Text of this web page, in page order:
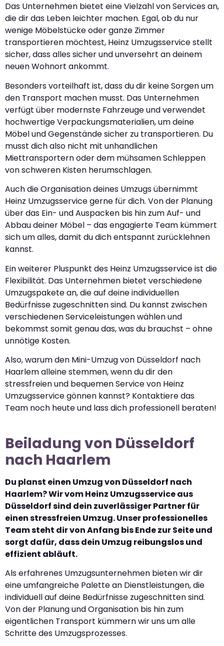
Das Unternehmen bietet eine Vielzahl von Services an,
die dir das Leben leichter machen. Egal, ob du nur
wenige Möbelstücke oder ganze Zimmer
transportieren möchtest, Heinz Umzugsservice stellt
sicher, dass alles sicher und unversehrt an deinem
neuen Wohnort ankommt.
Besonders vorteilhaft ist, dass du dir keine Sorgen um
den Transport machen musst. Das Unternehmen
verfügt über modernste Fahrzeuge und verwendet
hochwertige Verpackungsmaterialien, um deine
Möbel und Gegenstände sicher zu transportieren. Du
musst dich also nicht mit unhandlichen
Miettransportern oder dem mühsamen Schleppen
von schweren Kisten herumschlagen.
Auch die Organisation deines Umzugs übernimmt
Heinz Umzugsservice gerne für dich. Von der Planung
über das Ein- und Auspacken bis hin zum Auf- und
Abbau deiner Möbel – das engagierte Team kümmert
sich um alles, damit du dich entspannt zurücklehnen
kannst.
Ein weiterer Pluspunkt des Heinz Umzugsservice ist die
Flexibilität. Das Unternehmen bietet verschiedene
Umzugspakete an, die auf deine individuellen
Bedürfnisse zugeschnitten sind. Du kannst zwischen
verschiedenen Serviceleistungen wählen und
bekommst somit genau das, was du brauchst – ohne
unnötige Kosten.
Also, warum den Mini-Umzug von Düsseldorf nach
Haarlem alleine stemmen, wenn du dir den
stressfreien und bequemen Service von Heinz
Umzugsservice gönnen kannst? Kontaktiere das
Team noch heute und lass dich professionell beraten!
Beiladung von Düsseldorf
nach Haarlem
Du planst einen Umzug von Düsseldorf nach
Haarlem? Wir vom Heinz Umzugsservice aus
Düsseldorf sind dein zuverlässiger Partner für
einen stressfreien Umzug. Unser professionelles
Team steht dir von Anfang bis Ende zur Seite und
sorgt dafür, dass dein Umzug reibungslos und
effizient abläuft.
Als erfahrenes Umzugsunternehmen bieten wir dir
eine umfangreiche Palette an Dienstleistungen, die
individuell auf deine Bedürfnisse zugeschnitten sind.
Von der Planung und Organisation bis hin zum
eigentlichen Transport kümmern wir uns um alle
Schritte des Umzugsprozesses.